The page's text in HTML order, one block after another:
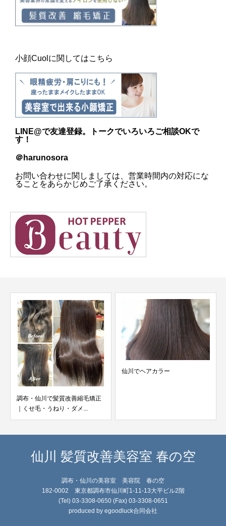
小顔Cuolに関してはこちら
LINE@で友達登録。トークでいろいろご相談OKで
す！
＠harunosora
お問い合わせに関しましては、営業時間内の対応にな
ることをあらかじめご了承ください。
調布・仙川で髪質改善縮毛矯正
｜くせ毛・うねり・ダメ...
仙川でヘアカラー
仙川 髪質改善美容室 春の空
調布・仙川の美容室 美容院 春の空
182-0002 東京都調布市仙川町1-11-13大平ビル2階
(Tel) 03-3308-0650 (Fax) 03-3308-0651
produced by egoodluck合同会社